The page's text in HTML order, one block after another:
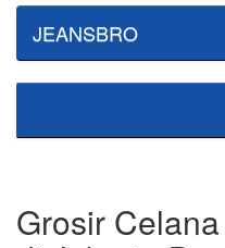
JEANSBRO
Grosir